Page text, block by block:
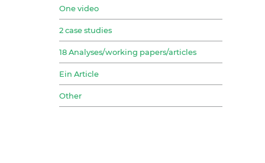
One video
2 case studies
18 Analyses/working papers/articles
Ein Article
Other